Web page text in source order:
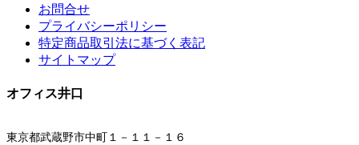
お問合せ
プライバシーポリシー
特定商品取引法に基づく表記
サイトマップ
オフィス井口
東京都武蔵野市中町１－１１－１６